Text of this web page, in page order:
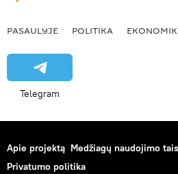
PASAULYJE POLITIKA
Telegram
Apie projektą Medžiagų naudojimo
Privatumo politika